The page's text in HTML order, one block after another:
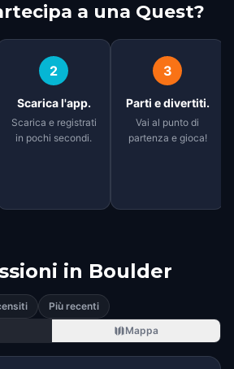
a una Quest?
2
Scarica l'app.
Scarica e registrati
in pochi secondi.
3
Parti e divertiti.
Vai al punto di
partenza e gioca!
in Boulder
Più recenti
Mappa